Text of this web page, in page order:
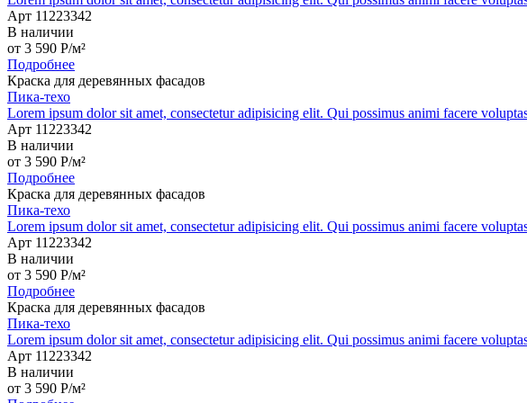
Арт 11223342
В наличии
от 3 590 P/м²
Подробнее
Краска для деревянных фасадов
Пика-техо
Lorem ipsum dolor sit amet, consectetur adipisicing elit. Qui possimus animi facere
Арт 11223342
В наличии
от 3 590 P/м²
Подробнее
Краска для деревянных фасадов
Пика-техо
Lorem ipsum dolor sit amet, consectetur adipisicing elit. Qui possimus animi facere
Арт 11223342
В наличии
от 3 590 P/м²
Подробнее
Краска для деревянных фасадов
Пика-техо
Lorem ipsum dolor sit amet, consectetur adipisicing elit. Qui possimus animi facere
Арт 11223342
В наличии
от 3 590 P/м²